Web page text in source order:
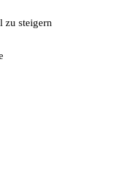
zu steigern